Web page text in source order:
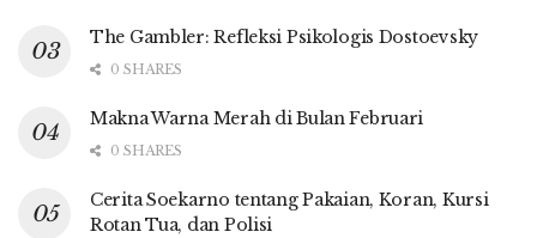
The Gambler: Refleksi Psikologis Dostoevsky
0 SHARES
Makna Warna Merah di Bulan Februari
0 SHARES
Cerita Soekarno tentang Pakaian, Koran, Kursi
Rotan Tua, dan Polisi